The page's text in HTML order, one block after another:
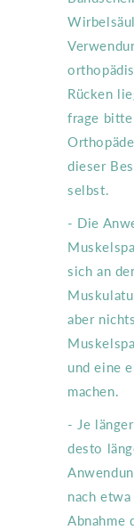
Rücken
frage
dieser
selbst.
- Die
sich an
aber
und eine
machen.
- Je
desto
nach
Abnahme